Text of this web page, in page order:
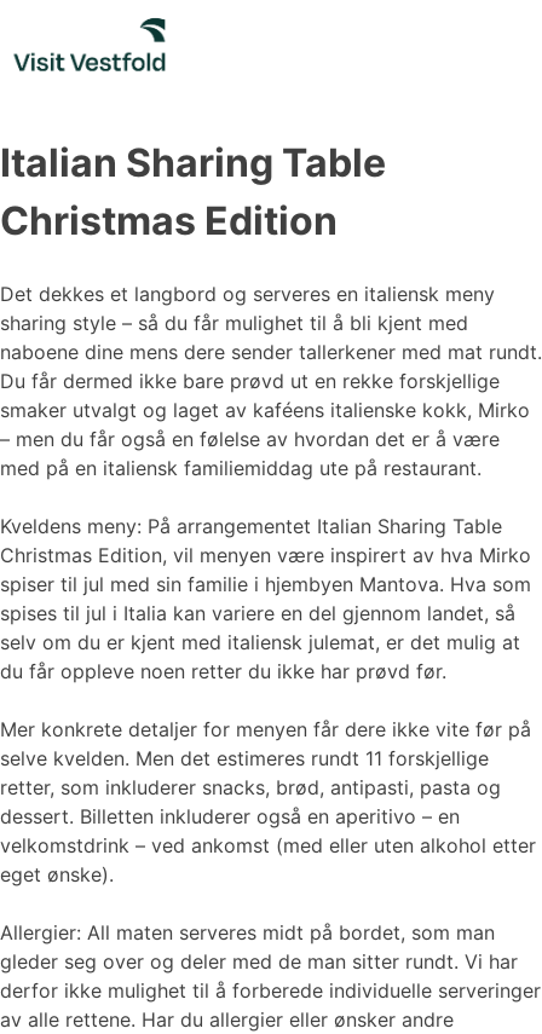
content
Italian Sharing Table
Christmas Edition
Det dekkes et langbord og serveres en italiensk meny
sharing style – så du får mulighet til å bli kjent med
naboene dine mens dere sender tallerkener med mat rundt.
Du får dermed ikke bare prøvd ut en rekke forskjellige
smaker utvalgt og laget av kaféens italienske kokk, Mirko
– men du får også en følelse av hvordan det er å være
med på en italiensk familiemiddag ute på restaurant.
Kveldens meny: På arrangementet Italian Sharing Table
Christmas Edition, vil menyen være inspirert av hva Mirko
spiser til jul med sin familie i hjembyen Mantova. Hva som
spises til jul i Italia kan variere en del gjennom landet, så
selv om du er kjent med italiensk julemat, er det mulig at
du får oppleve noen retter du ikke har prøvd før.
Mer konkrete detaljer for menyen får dere ikke vite før på
selve kvelden. Men det estimeres rundt 11 forskjellige
retter, som inkluderer snacks, brød, antipasti, pasta og
dessert. Billetten inkluderer også en aperitivo – en
velkomstdrink – ved ankomst (med eller uten alkohol etter
eget ønske).
Allergier: All maten serveres midt på bordet, som man
gleder seg over og deler med de man sitter rundt. Vi har
derfor ikke mulighet til å forberede individuelle serveringer
av alle rettene. Har du allergier eller ønsker andre